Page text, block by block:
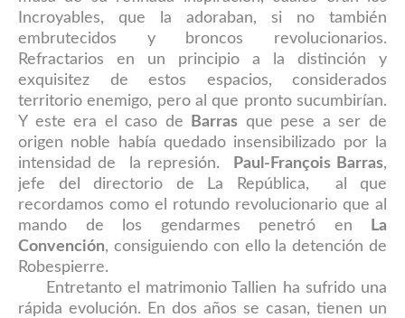
Incroyables, que la adoraban, si no también
embrutecidos y broncos revolucionarios.
Refractarios en un principio a la distinción y
exquisitez de estos espacios, considerados
territorio enemigo, pero al que pronto sucumbirían.
Y este era el caso de
Barras que pese a ser de
origen noble había quedado insensibilizado por la
intensidad de la represión.
Paul-François Barras,
jefe del directorio de La República, al que
recordamos como el rotundo revolucionario que al
mando de los gendarmes penetró en
La
Convención, consiguiendo con ello la detención de
Robespierre.
Entretanto el matrimonio Tallien ha sufrido una
rápida evolución. En dos años se casan, tienen un